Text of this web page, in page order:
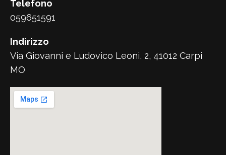
Telefono
059651591
Indirizzo
Via Giovanni e Ludovico Leoni, 2, 41012 Carpi
MO